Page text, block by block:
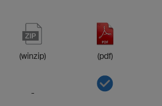
(winzip) (pdf)
-